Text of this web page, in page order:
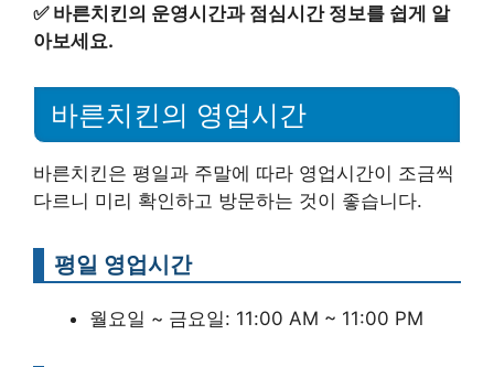
✅ 바른치킨의 운영시간과 점심시간 정보를 쉽게 알
아보세요.
바른치킨의 영업시간
바른치킨은 평일과 주말에 따라 영업시간이 조금씩
다르니 미리 확인하고 방문하는 것이 좋습니다.
평일 영업시간
월요일 ~ 금요일: 11:00 AM ~ 11:00 PM